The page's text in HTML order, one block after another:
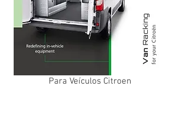
Para Veículos Citroen